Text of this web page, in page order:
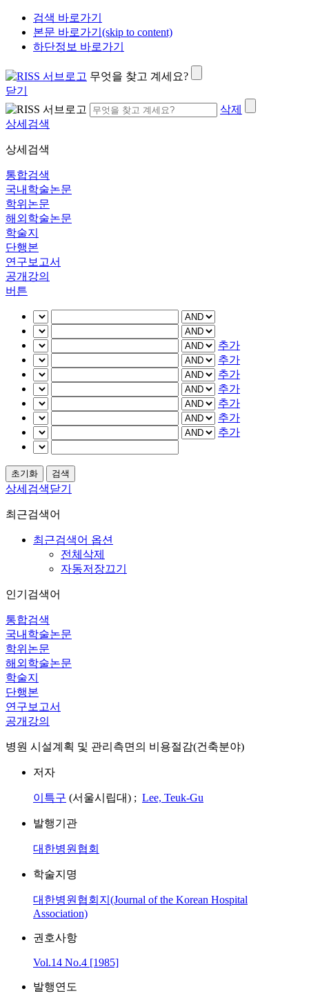
검색 바로가기
본문 바로가기(skip to content)
하단정보 바로가기
무엇을 찾고 계세요?
닫기
삭제
상세검색
상세검색
통합검색
국내학술논문
학위논문
해외학술논문
학술지
단행본
연구보고서
공개강의
버튼
추가
추가
추가
추가
추가
추가
추가
상세검색닫기
최근검색어
최근검색어 옵션
전체삭제
자동저장끄기
인기검색어
통합검색
국내학술논문
학위논문
해외학술논문
학술지
단행본
연구보고서
공개강의
병원 시설계획 및 관리측면의 비용절감(건축분야)
저자
이특구 (서울시립대) ; Lee, Teuk-Gu
발행기관
대한병원협회
학술지명
대한병원협회지(Journal of the Korean Hospital
Association)
권호사항
Vol.14 No.4 [1985]
발행연도